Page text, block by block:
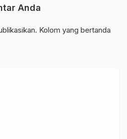
Anda
Kolom yang bertanda